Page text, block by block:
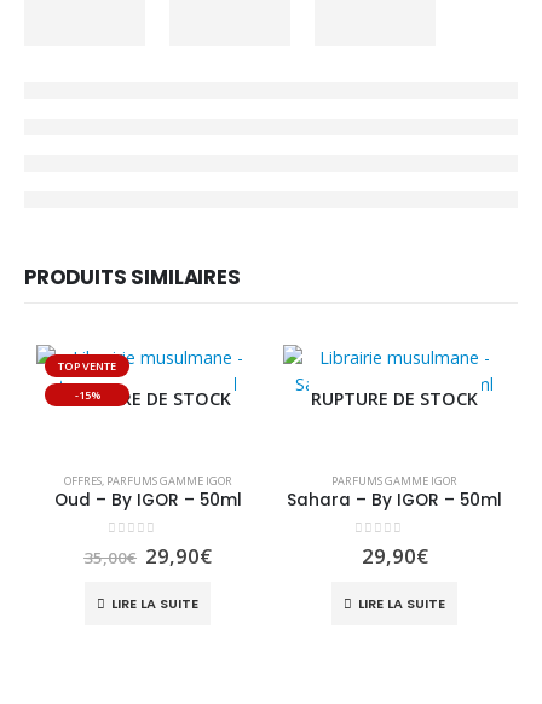
PRODUITS SIMILAIRES
TOP VENTE
-15%
RUPTURE DE STOCK
OFFRES, PARFUMS GAMME IGOR
Oud – By IGOR – 50ml
sur 5
35,00€ Le
prix
initial
était :
29,90€Le
LIRE LA SUITE
RUPTURE DE STOCK
PARFUMS GAMME IGOR
Sahara – By IGOR – 50ml
sur 5
29,90€
LIRE LA SUITE